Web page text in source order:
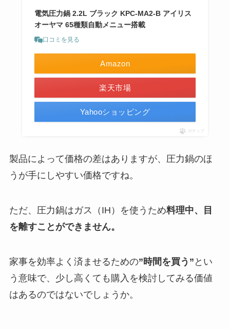
電気圧力鍋 2.2L ブラック KPC-MA2-B アイリス
オーヤマ 65種類自動メニュー搭載
口コミを見る
Amazon
楽天市場
Yahooショッピング
ポチップ
製品によって価格の差はありますが、圧力鍋のほ
うが手にしやすい価格ですね。
ただ、圧力鍋はガス（IH）を使うため料理中、目
を離すことができません。
家事を効率よく済ませるための”時間を買う” とい
う意味で、少し高くても購入を検討してみる価値
はあるのではないでしょうか。